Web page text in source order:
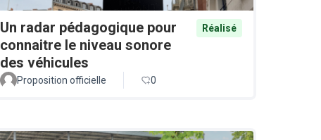
Un radar pédagogique pour
connaitre le niveau sonore
des véhicules
Réalisé
Proposition officielle 0